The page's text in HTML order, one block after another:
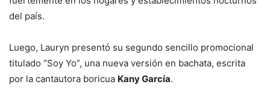
del país.
Luego, Lauryn presentó su segundo sencillo promocional
titulado “Soy Yo”, una nueva versión en bachata, escrita
por la cantautora boricua Kany García.